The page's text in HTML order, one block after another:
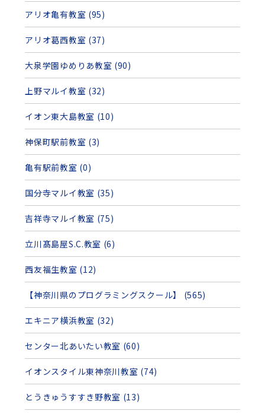
アリオ亀有教室 (95)
アリオ葛西教室 (37)
大泉学園ゆめりあ教室 (90)
上野マルイ教室 (32)
イオン東大島教室 (10)
神保町駅前教室 (3)
亀有駅前教室 (0)
国分寺マルイ教室 (35)
吉祥寺マルイ教室 (75)
立川髙島屋S.C.教室 (6)
西友福生教室 (12)
【神奈川県のプログラミングスクール】 (565)
エキニア横浜教室 (32)
センター北あいたい教室 (60)
イオンスタイル東神奈川教室 (74)
とうきゅうすすき野教室 (13)